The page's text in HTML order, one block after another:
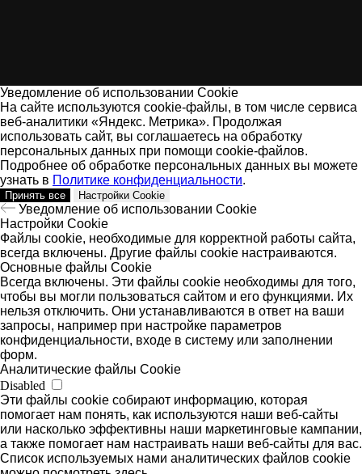
Уведомление об использовании Cookie
На сайте используются cookie-файлы, в том числе сервиса
веб-аналитики «Яндекс. Метрика». Продолжая
использовать сайт, вы соглашаетесь на обработку
персональных данных при помощи cookie-файлов.
Подробнее об обработке персональных данных вы можете
узнать в Политике конфиденциальности.
Принять все Настройки Cookie
Уведомление об использовании Cookie
Настройки Cookie
Файлы cookie, необходимые для корректной работы сайта,
всегда включены. Другие файлы cookie настраиваются.
Основные файлы Cookie
Всегда включены. Эти файлы cookie необходимы для того,
чтобы вы могли пользоваться сайтом и его функциями. Их
нельзя отключить. Они устанавливаются в ответ на ваши
запросы, например при настройке параметров
конфиденциальности, входе в систему или заполнении
форм.
Аналитические файлы Cookie
Disabled
Эти файлы cookie собирают информацию, которая
помогает нам понять, как используются наши веб-сайты
или насколько эффективны наши маркетинговые кампании,
а также помогает нам настраивать наши веб-сайты для вас.
Список используемых нами аналитических файлов cookie